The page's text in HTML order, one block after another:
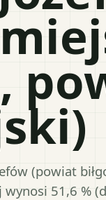
(powiat
51,6 %